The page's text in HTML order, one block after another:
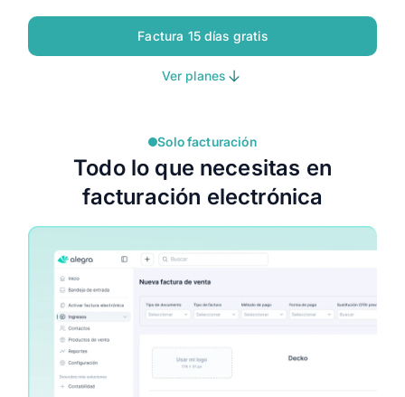
Factura 15 días gratis
Ver planes
Solo facturación
Todo lo que necesitas en
facturación electrónica